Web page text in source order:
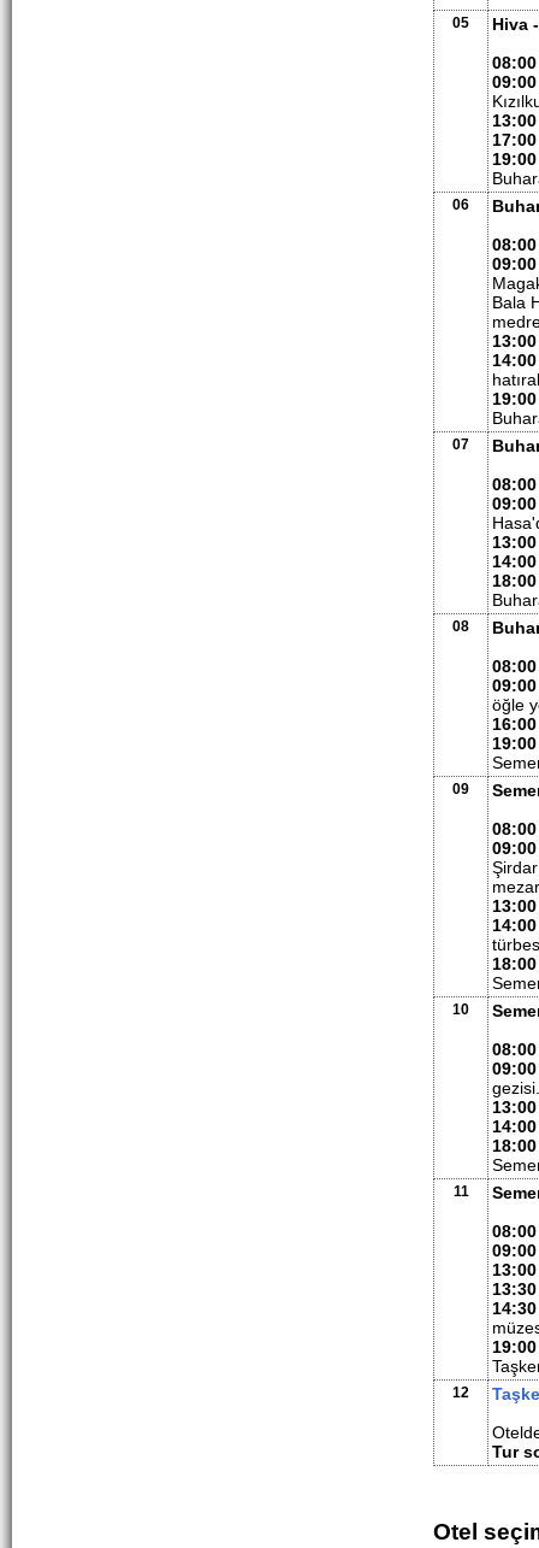
05
Hiva
08:00
09:00
13:00
17:00
19:00
06
08:00
09:00
Bala
13:00
14:00
19:00
07
08:00
09:00
13:00
14:00
18:00
08
08:00
09:00
öğle
16:00
19:00
09
08:00
09:00
13:00
14:00
18:00
10
08:00
09:00
gezisi.
13:00
14:00
18:00
11
08:00
09:00
13:00
13:30
14:30
19:00
12
Tur
Otel